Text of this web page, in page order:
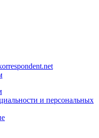
и персональных